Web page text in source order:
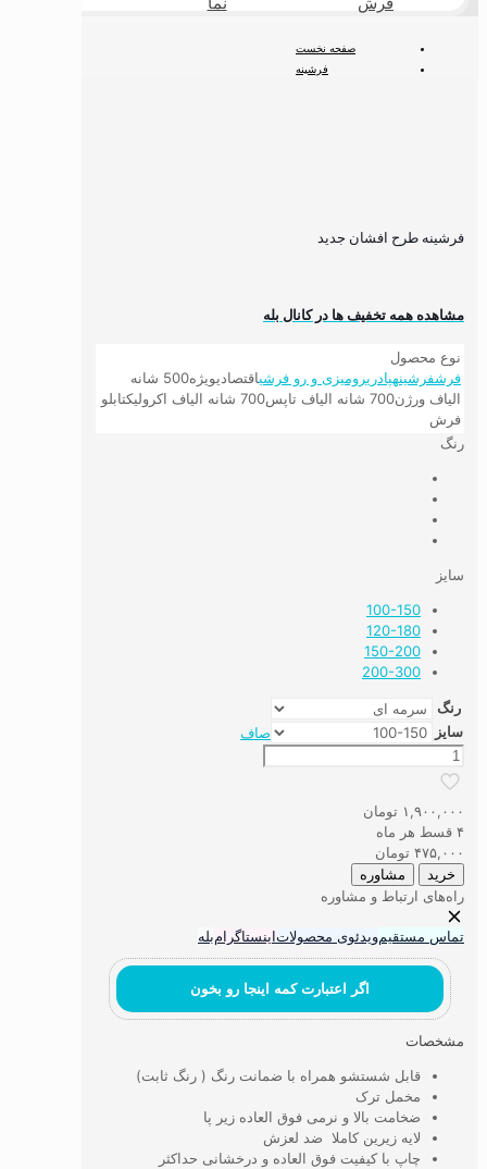
صفحه نخست
فرشینه
فرشینه طرح افشان جدید
مشاهده همه تخفیف ها در کانال بله
نوع محصول
فرشفرشینهپادریرومیزی و رو فرشیاقتصادیویژه
500 شانه
الیاف ورژن700 شانه الیاف تاپس 700 شانه الیاف اکرولیک
تابلو
فرش
رنگ
سایز
100-150
120-180
150-200
200-300
رنگ
سایز
صاف
فرشینه
طرح
افشان
جدید
عدد
۱,۹۰۰,۰۰۰ تومان
۴ قسط هر ماه
۴۷۵,۰۰۰ تومان
خرید مشاوره
راه‌های ارتباط و مشاوره
تماس مستقیمویدئوی محصولاتاینستاگرامبله
اگر اعتبارت کمه اینجا رو بخون
مشخصات
قابل شستشو همراه با ضمانت رنگ ( رنگ ثابت)
مخمل ترک
ضخامت بالا و نرمی فوق العاده زیر پا
لایه زیرین کاملا ضد لعزش
چاپ با کیفیت فوق العاده و درخشانی حداکثر